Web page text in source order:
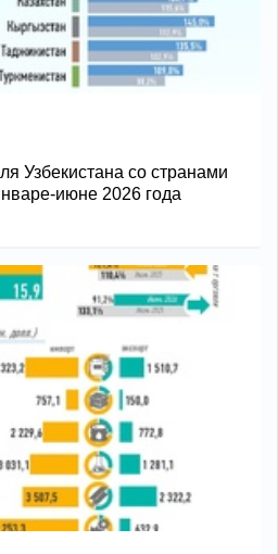
Узбекистана со странами
июне 2026 года